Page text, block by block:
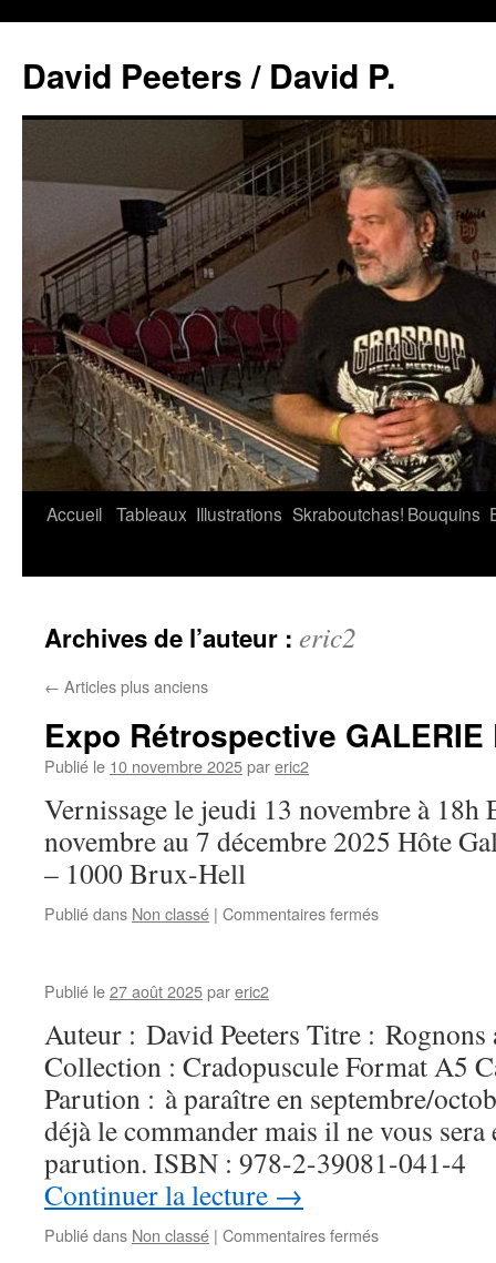
David Peeters / David P.
Accueil Tableaux Illustrations Skraboutchas! Bouquins
Archives de l’auteur : eric2
← Articles plus anciens
Expo Rétrospective GALERIE
Publié le 10 novembre 2025pareric2
Vernissage le jeudi 13 novembre à
novembre au 7 décembre 2025 Hôte
– 1000 Brux-Hell
Publié dans Non classé | Commentaires fermés
Publié le27 août 2025pareric2
Auteur : David Peeters Titre :
Collection : Cradopuscule Format A5
Parution : à paraître en septembre/
déjà le commander mais il ne vous sera
parution. ISBN : 978-2-39081-
Continuer la lecture →
Publié dans Non classé | Commentaires fermés